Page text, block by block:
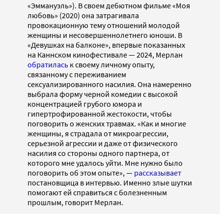
«Эммануэль»). В своем дебютном фильме «Моя
любовь» (2020) она затрагивала
провокационную тему отношений молодой
женщины и несовершеннолетнего юноши. В
«Девушках на балконе», впервые показанных
на Каннском кинофестивале — 2024, Мерлан
обратилась к своему личному опыту,
связанному с переживанием
сексуализированного насилия. Она намеренно
выбрала форму черной комедии с высокой
концентрацией грубого юмора и
гипертрофированной жестокости, чтобы
поговорить о женских травмах. «Как и многие
женщины, я страдала от микроагрессии,
серьезной агрессии и даже от физического
насилия со стороны одного партнера, от
которого мне удалось уйти. Мне нужно было
поговорить об этом опыте», — рассказывает
постановщица в интервью. Именно злые шутки
помогают ей справиться с болезненным
прошлым, говорит Мерлан.